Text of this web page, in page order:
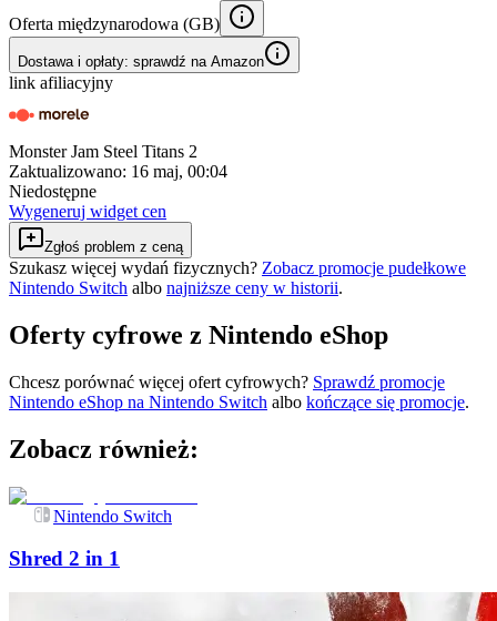
Oferta międzynarodowa (GB)
Dostawa i opłaty: sprawdź na Amazon
link afiliacyjny
Monster Jam Steel Titans 2
Zaktualizowano: 16 maj, 00:04
Niedostępne
Wygeneruj widget cen
Zgłoś problem z ceną
Szukasz więcej wydań fizycznych? Zobacz promocje pudełkowe
Nintendo Switch albo najniższe ceny w historii.
Oferty cyfrowe z Nintendo eShop
Chcesz porównać więcej ofert cyfrowych? Sprawdź promocje
Nintendo eShop na Nintendo Switch albo kończące się promocje.
Zobacz również:
Nintendo Switch
Shred 2 in 1